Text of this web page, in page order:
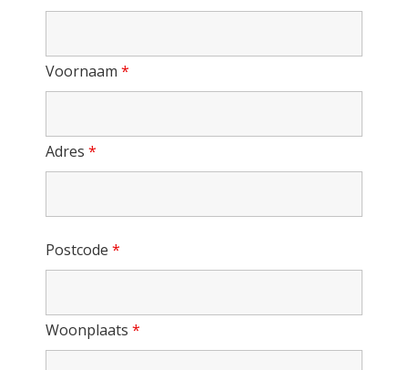
Voornaam *
Adres *
Postcode *
Woonplaats *